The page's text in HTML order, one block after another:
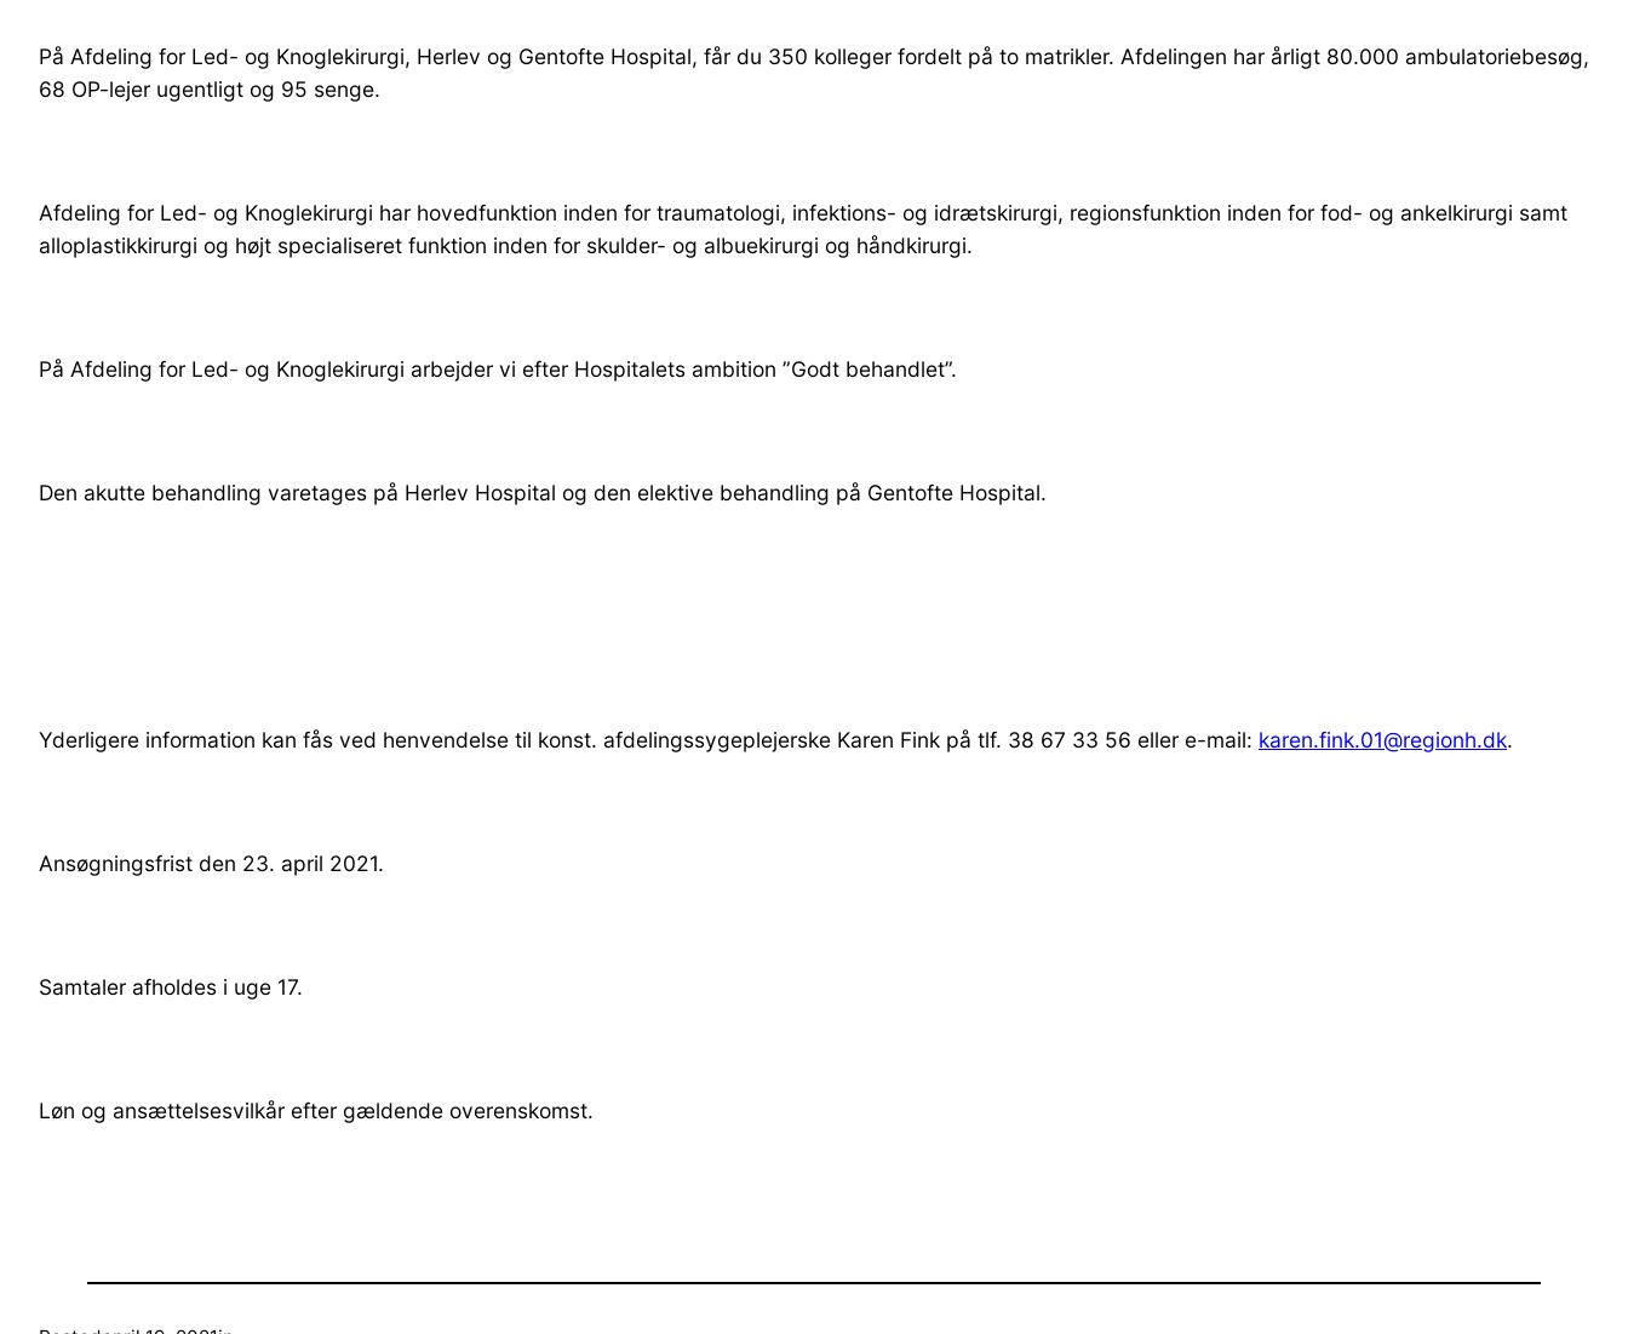
På Afdeling for Led- og Knoglekirurgi, Herlev og Gentofte Hospital, får du 350 kolleger fordelt på to matrikler. Afdelingen har årligt 80.000 ambulatoriebesøg,
68 OP-lejer ugentligt og 95 senge.
Afdeling for Led- og Knoglekirurgi har hovedfunktion inden for traumatologi, infektions- og idrætskirurgi, regionsfunktion inden for fod- og ankelkirurgi samt
alloplastikkirurgi og højt specialiseret funktion inden for skulder- og albuekirurgi og håndkirurgi.
På Afdeling for Led- og Knoglekirurgi arbejder vi efter Hospitalets ambition ”Godt behandlet”.
Den akutte behandling varetages på Herlev Hospital og den elektive behandling på Gentofte Hospital.
Yderligere information kan fås ved henvendelse til konst. afdelingssygeplejerske Karen Fink på tlf. 38 67 33 56 eller e-mail: karen.fink.01@regionh.dk.
Ansøgningsfrist den 23. april 2021.
Samtaler afholdes i uge 17.
Løn og ansættelsesvilkår efter gældende overenskomst.